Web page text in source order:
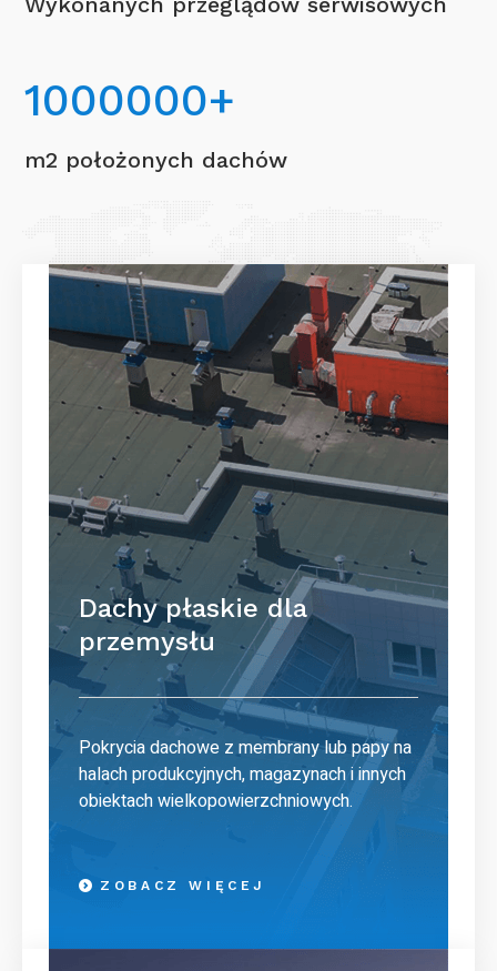
1000000+
m2 położonych dachów
Dachy płaskie dla
przemysłu
Pokrycia dachowe z membrany lub papy na
halach produkcyjnych, magazynach i innych
obiektach wielkopowierzchniowych.
ZOBACZ WIĘCEJ